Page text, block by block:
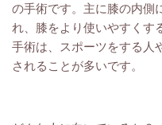
の手術です。主に膝の内側
れ、膝をより使いやすくす
手術は、スポーツをする人
されることが多いです。